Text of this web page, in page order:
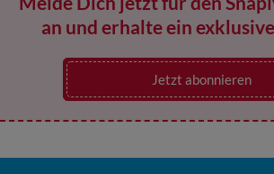
an und erhalte ein
Jetzt abonnieren